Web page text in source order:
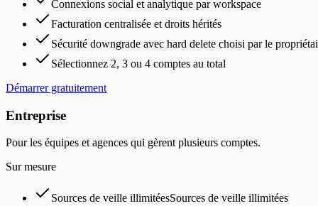
Connexions social et analytique par workspace
Facturation centralisée et droits hérités
Sécurité downgrade avec hard delete choisi par le
Sélectionnez 2, 3 ou 4 comptes au total
Démarrer gratuitement
Entreprise
Pour les équipes et agences qui gèrent plusieurs comptes.
Sur mesure
Sources de veille illimitéesSources de veille illimitées